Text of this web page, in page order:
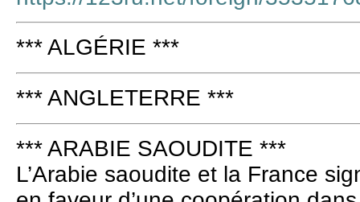
*** ALGÉRIE ***
*** ANGLETERRE ***
*** ARABIE SAOUDITE ***
L’Arabie saoudite et la France